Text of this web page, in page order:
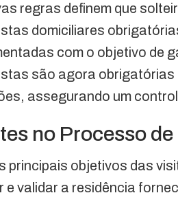
regras definem que
domiciliares
com o objetivo de
são agora
assegurando um
no Processo
principais objetivos das
e validar a residência